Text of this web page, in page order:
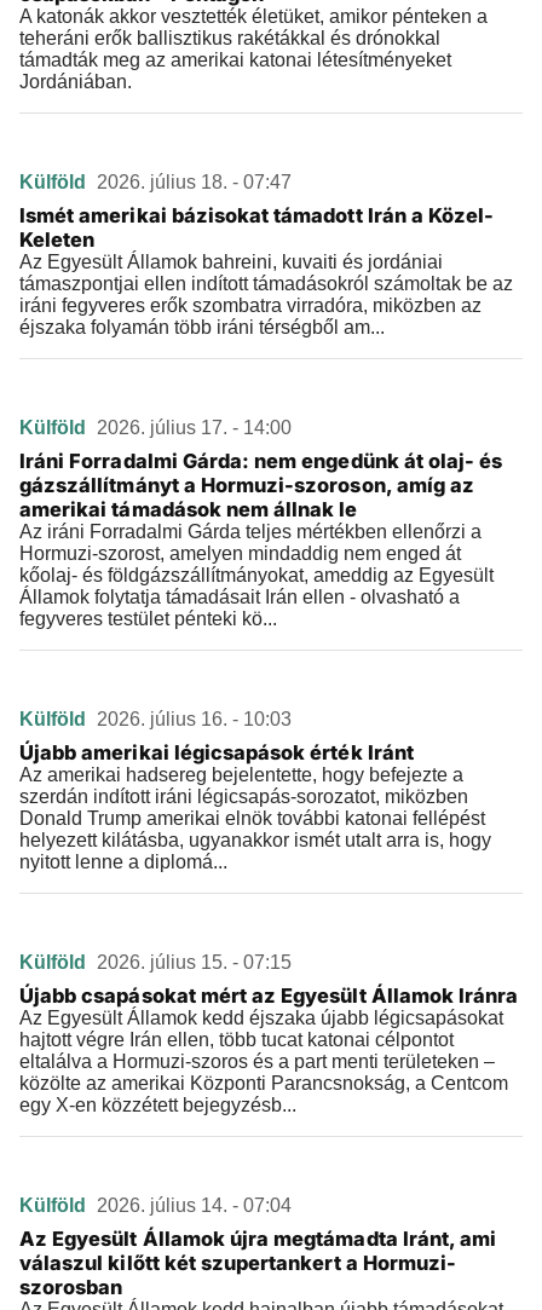
A katonák akkor vesztették életüket, amikor pénteken a
teheráni erők ballisztikus rakétákkal és drónokkal
támadták meg az amerikai katonai létesítményeket
Jordániában.
Külföld 2026. július 18. - 07:47
Ismét amerikai bázisokat támadott Irán a Közel-
Keleten
Az Egyesült Államok bahreini, kuvaiti és jordániai
támaszpontjai ellen indított támadásokról számoltak be az
iráni fegyveres erők szombatra virradóra, miközben az
éjszaka folyamán több iráni térségből am...
Külföld 2026. július 17. - 14:00
Iráni Forradalmi Gárda: nem engedünk át olaj- és
gázszállítmányt a Hormuzi-szoroson, amíg az
amerikai támadások nem állnak le
Az iráni Forradalmi Gárda teljes mértékben ellenőrzi a
Hormuzi-szorost, amelyen mindaddig nem enged át
kőolaj- és földgázszállítmányokat, ameddig az Egyesült
Államok folytatja támadásait Irán ellen - olvasható a
fegyveres testület pénteki kö...
Külföld 2026. július 16. - 10:03
Újabb amerikai légicsapások érték Iránt
Az amerikai hadsereg bejelentette, hogy befejezte a
szerdán indított iráni légicsapás-sorozatot, miközben
Donald Trump amerikai elnök további katonai fellépést
helyezett kilátásba, ugyanakkor ismét utalt arra is, hogy
nyitott lenne a diplomá...
Külföld 2026. július 15. - 07:15
Újabb csapásokat mért az Egyesült Államok Iránra
Az Egyesült Államok kedd éjszaka újabb légicsapásokat
hajtott végre Irán ellen, több tucat katonai célpontot
eltalálva a Hormuzi-szoros és a part menti területeken –
közölte az amerikai Központi Parancsnokság, a Centcom
egy X-en közzétett bejegyzésb...
Külföld 2026. július 14. - 07:04
Az Egyesült Államok újra megtámadta Iránt, ami
válaszul kilőtt két szupertankert a Hormuzi-
szorosban